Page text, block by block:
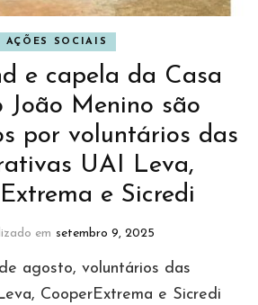
AÇÕES SOCIAIS
e capela da Casa
João Menino são
por voluntários das
UAI Leva,
e Sicredi
em setembro 9, 2025
agosto, voluntários das
CooperExtrema e Sicredi